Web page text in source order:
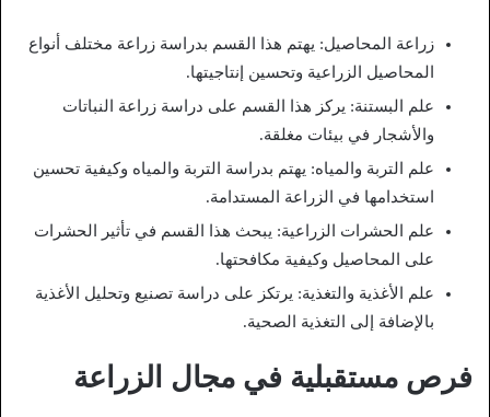
زراعة المحاصيل: يهتم هذا القسم بدراسة زراعة مختلف أنواع
المحاصيل الزراعية وتحسين إنتاجيتها.
علم البستنة: يركز هذا القسم على دراسة زراعة النباتات
والأشجار في بيئات مغلقة.
علم التربة والمياه: يهتم بدراسة التربة والمياه وكيفية تحسين
استخدامها في الزراعة المستدامة.
علم الحشرات الزراعية: يبحث هذا القسم في تأثير الحشرات
على المحاصيل وكيفية مكافحتها.
علم الأغذية والتغذية: يرتكز على دراسة تصنيع وتحليل الأغذية
بالإضافة إلى التغذية الصحية.
فرص مستقبلية في مجال الزراعة